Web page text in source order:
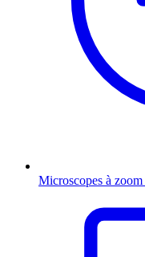
Microscopes à zoom